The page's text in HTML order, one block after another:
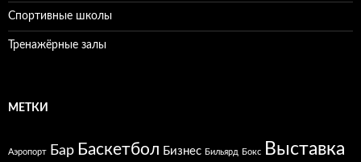
Спортивные школы
Тренажёрные залы
МЕТКИ
Аэропорт Бар Баскетбол Бизнес Бильярд Бокс Выставка